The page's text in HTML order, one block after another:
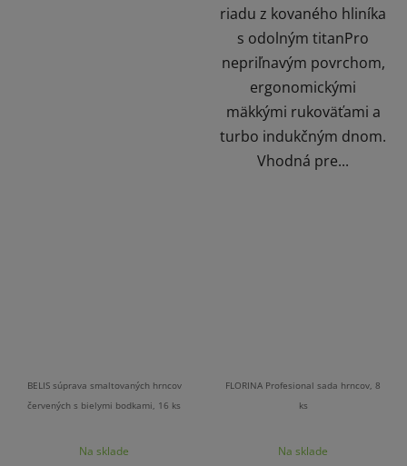
riadu z kovaného hliníka
s odolným titanPro
nepriľnavým povrchom,
ergonomickými
mäkkými rukoväťami a
turbo indukčným dnom.
Vhodná pre...
BELIS súprava smaltovaných hrncov
červených s bielymi bodkami, 16 ks
Na sklade
FLORINA Profesional sada hrncov, 8
ks
Na sklade